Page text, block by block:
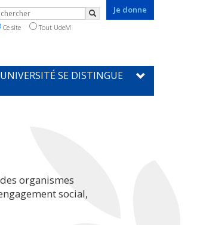
Je donne
Rechercher
Ce site Tout UdeM
SE DISTINGUE
organismes
social,